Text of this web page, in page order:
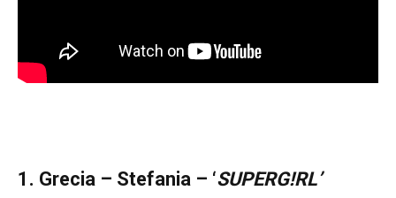
1. Grecia – Stefania – ‘SUPERG!RL’